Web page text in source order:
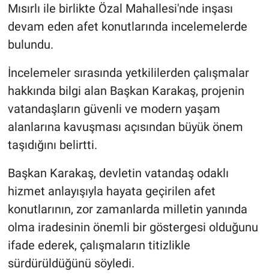
Mısırlı ile birlikte Özal Mahallesi'nde inşası
devam eden afet konutlarında incelemelerde
bulundu.
İncelemeler sırasında yetkililerden çalışmalar
hakkında bilgi alan Başkan Karakaş, projenin
vatandaşların güvenli ve modern yaşam
alanlarına kavuşması açısından büyük önem
taşıdığını belirtti.
Başkan Karakaş, devletin vatandaş odaklı
hizmet anlayışıyla hayata geçirilen afet
konutlarının, zor zamanlarda milletin yanında
olma iradesinin önemli bir göstergesi olduğunu
ifade ederek, çalışmaların titizlikle
sürdürüldüğünü söyledi.